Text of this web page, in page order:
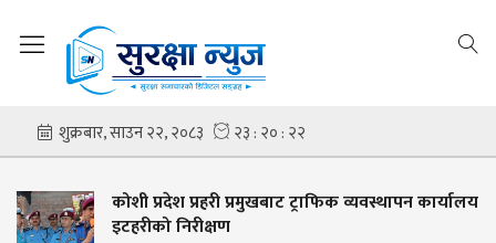
कोशी प्रदेश प्रहरी प्रमुखबाट ट्राफिक व्यवस्थापन कार्यालय
इटहरीको निरीक्षण